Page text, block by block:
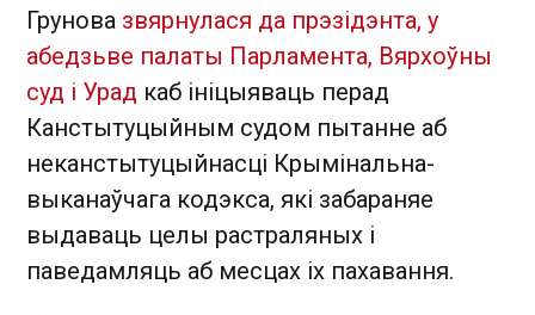
Грунова звярнулася да прэзідэнта, у
абедзьве палаты Парламента, Вярхоўны
суд і Урад каб ініцыяваць перад
Канстытуцыйным судом пытанне аб
неканстытуцыйнасці Крымінальна-
выканаўчага кодэкса, які забараняе
выдаваць целы растраляных і
паведамляць аб месцах іх пахавання.